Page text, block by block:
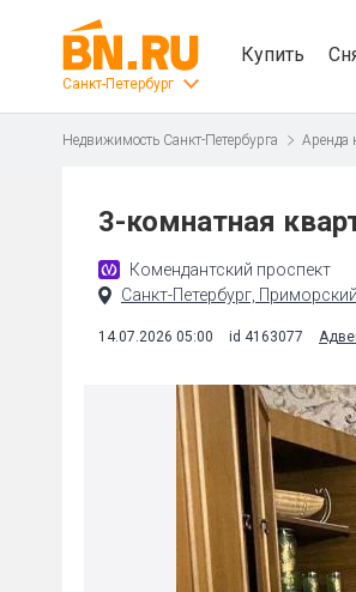
Санкт-Петербург
Купить
Недвижимость Санкт-Петербурга Аренда
3-комнатная
Комендантский проспект
Санкт-Петербург,
14.07.2026 05:00 id 4163077